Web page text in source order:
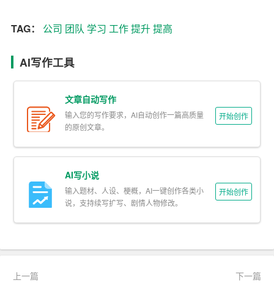
建议。
（3）积极参加业务培训，拓宽知识面，提升自身综合素
2. 团队协作
（1）加强团队内沟通与协作，提高工作效率。
（2）积极参与团队活动，增强团队凝聚力。
（3）关心团队成员，帮助他们解决工作中遇到的问题。
TAG： 公司 团队 学习 工作提升提高
AI写作工具
文章自动写作
输入您的写作要求，AI自动创作一篇高质量
的原创文章。
开始创作
AI写小说
输入题材、人设、梗概，AI一键创作各类小
说，支持续写扩写、剧情人物修改。
开始创作
上一篇 下一篇